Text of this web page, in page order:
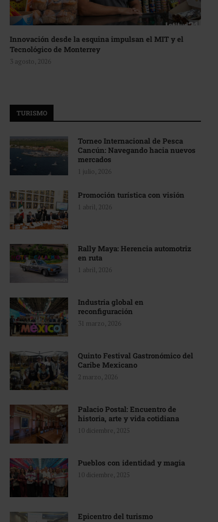
Innovación desde la esquina impulsan el MIT y el
Tecnológico de Monterrey
3 agosto, 2026
TURISMO
Torneo Internacional de Pesca
Cancún: Navegando hacia nuevos
mercados
1 julio, 2026
Promoción turística con visión
1 abril, 2026
Rally Maya: Herencia automotriz
en ruta
1 abril, 2026
Industria global en
reconfiguración
31 marzo, 2026
Quinto Festival Gastronómico del
Caribe Mexicano
2 marzo, 2026
Palacio Postal: Encuentro de
historia, arte y vida cotidiana
10 diciembre, 2025
Pueblos con identidad y magia
10 diciembre, 2025
Epicentro del turismo